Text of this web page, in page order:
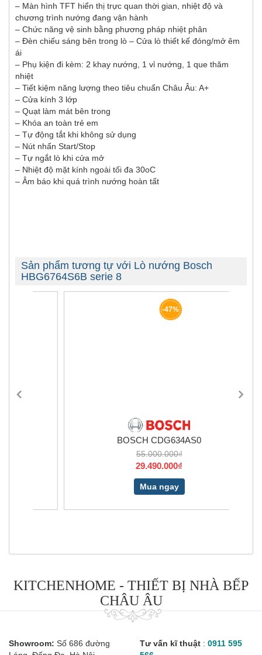
– Màn hình TFT hiển thị trực quan thời gian, nhiệt độ và
chương trình nướng đang vận hành
– Chức năng vệ sinh bằng phương pháp nhiệt phân
– Đèn chiếu sáng bên trong lò – Cửa lò thiết kế đóng/mở êm
ái
– Phụ kiện đi kèm: 2 khay nướng, 1 vỉ nướng, 1 que thăm
nhiệt
– Tiết kiệm năng lượng theo tiêu chuẩn Châu Âu: A+
– Cửa kính 3 lớp
– Quạt làm mát bên trong
– Khóa an toàn trẻ em
– Tự động tắt khi không sử dụng
– Nút nhấn Start/Stop
– Tự ngắt lò khi cửa mở
– Nhiệt độ mặt kính ngoài tối đa 30oC
– Âm báo khi quá trình nướng hoàn tất
Sản phẩm tương tự với Lò nướng Bosch
HBG6764S6B serie 8
BOSCH CDG634AS0
55.000.000₫
29.490.000₫
Mua ngay
KITCHENHOME - THIẾT BỊ NHÀ BẾP
CHÂU ÂU
Showroom: Số 686 đường
Tư vấn kĩ thuật : 0911 595